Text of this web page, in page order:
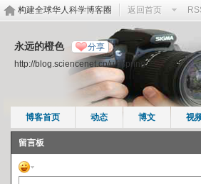
构建全球华人科学博客圈 返回首页
永远的橙色 分享
http://blog.sciencenet.cn/u/cspring
博客首页 动态 博文 视
留言板